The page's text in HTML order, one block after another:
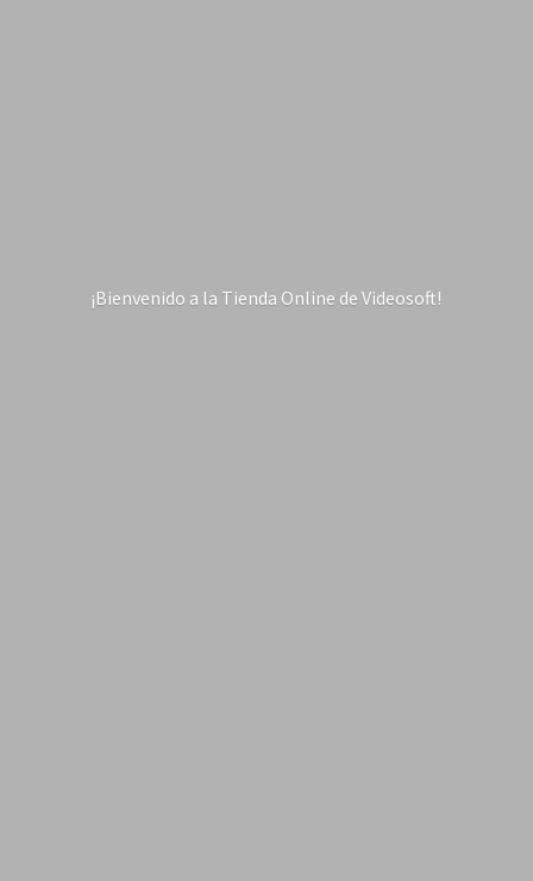
¡Bienvenido a la Tienda Online de Videosoft!